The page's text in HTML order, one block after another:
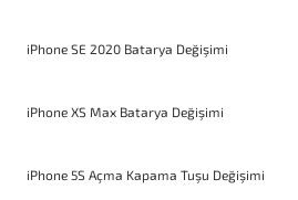
iPhone SE 2020 Batarya Değişimi
iPhone XS Max Batarya Değişimi
iPhone 5S Açma Kapama Tuşu Değişimi